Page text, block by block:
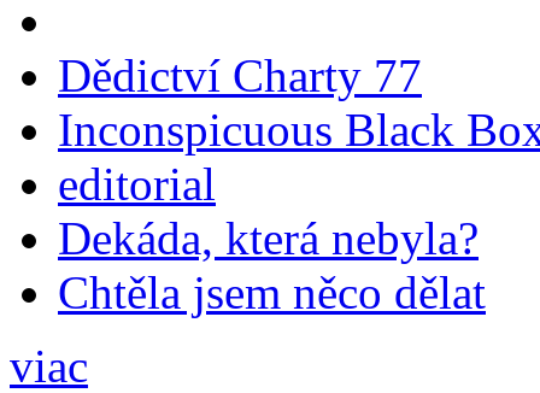
Dědictví Charty 77
Inconspicuous Black
editorial
Dekáda, která nebyla?
Chtěla jsem něco dělat
viac